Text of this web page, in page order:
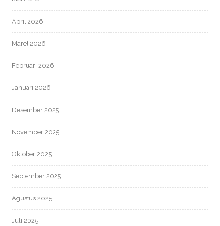
April 2026
Maret 2026
Februari 2026
Januari 2026
Desember 2025
November 2025
Oktober 2025
September 2025
Agustus 2025
Juli 2025